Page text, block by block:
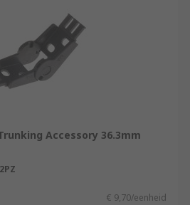
Accessory 36.3mm
€ 9,70/eenheid